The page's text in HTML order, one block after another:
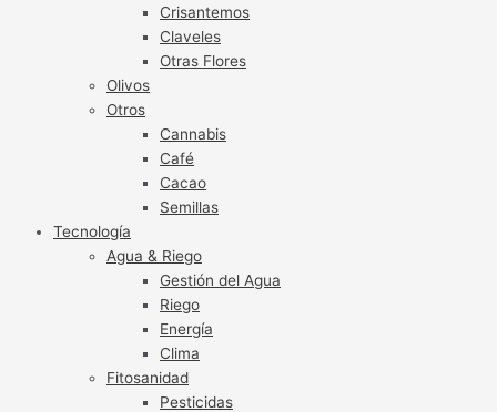
Crisantemos
Claveles
Otras Flores
Olivos
Otros
Cannabis
Café
Cacao
Semillas
Tecnología
Agua & Riego
Gestión del Agua
Riego
Energía
Clima
Fitosanidad
Pesticidas